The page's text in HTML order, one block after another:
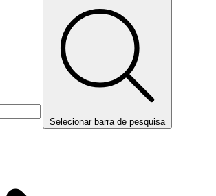
Selecionar barra de pesquisa